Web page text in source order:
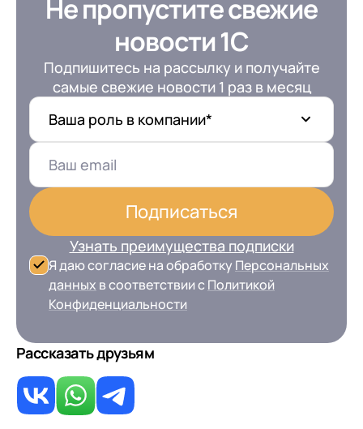
Не пропустите свежие
новости 1С
Подпишитесь на рассылку и получайте
самые свежие новости 1 раз в месяц
Ваша роль в компании*
Подписаться
Узнать преимущества подписки
Я даю согласие на обработку Персональных
данных в соответствии сПолитикой
Конфиденциальности
Рассказать друзьям
+7 Номер телефона
Отправить
Я даю согласие на обработку
данных в соответствии с
Конфиденциальности
Номер телефона
Отправить
Я даю согласие на обработку
Конфиденциальности
Номер телефона
Отправить
Я даю согласие на обработкуПерсональных
данныхв соответствии с
Перейти в корзину
Продолжить покупки